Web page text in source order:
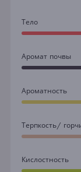
Тело
Аромат почвы
Ароматность
Терпкость/
Кислостность